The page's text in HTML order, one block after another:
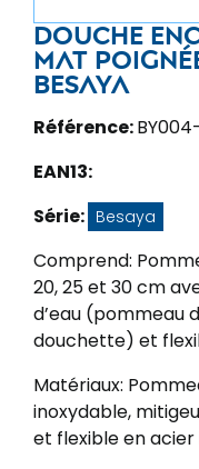
Douche
mat
Besaya
Référence:
EAN13:
Série: Besaya
Comprend:
20, 25 et 30 cm
d’eau (pommeau
douchette) et
Matériaux:
inoxydable,
et flexible en acier